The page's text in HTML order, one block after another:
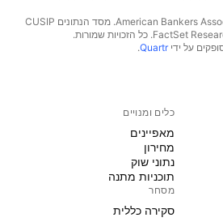
זכויות יוצרים © 2026, ‏American Bankers Association. מסד הנתונים CUSIP
Quartr
.
כלים ומנויים
מאפיינים
מחירון
נתוני שוק
תוכניות מתנה
מסחר
סקירה כללית